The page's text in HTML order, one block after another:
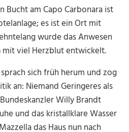
Bucht am Capo Carbonara ist
es ist ein Ort mit
wurde das Anwesen
mit viel Herzblut entwickelt.
sich früh herum und zog
an: Niemand Geringeres als
Willy Brandt
und das kristallklare Wasser
das Haus nun nach